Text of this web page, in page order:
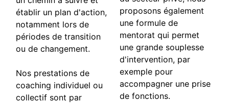
établir un plan d'action,
notamment lors de
périodes de transition
ou de changement.
Nos prestations de
coaching individuel ou
collectif sont par
proposons également
une formule de
mentorat qui permet
une grande souplesse
d'intervention, par
exemple pour
accompagner une prise
de fonctions.